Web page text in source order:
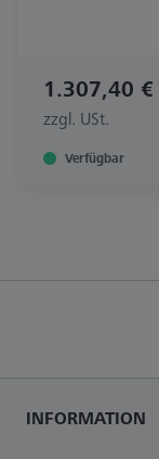
1.307,40 €
zzgl. USt.
Verfügbar
INFORMATION